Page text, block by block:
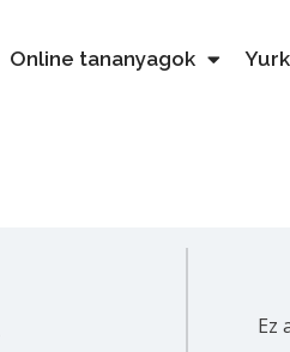
Online tananyagok
Ez